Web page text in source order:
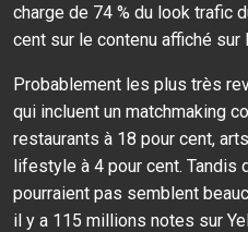
charge de 74 % du look trafic
cent sur le contenu affiché sur
Probablement les plus très
qui incluent un matchmaking
restaurants à 18 pour cent,
lifestyle à 4 pour cent. Tandis
pourraient pas semblent
il y a 115 millions notes sur